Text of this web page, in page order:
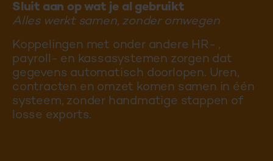
Sluit aan op wat je al gebruikt
Alles werkt samen, zonder omwegen
Koppelingen met onder andere HR- ,
payroll- en kassasystemen zorgen dat
gegevens automatisch doorlopen. Uren,
contracten en omzet komen samen in één
systeem, zonder handmatige stappen of
losse exports.